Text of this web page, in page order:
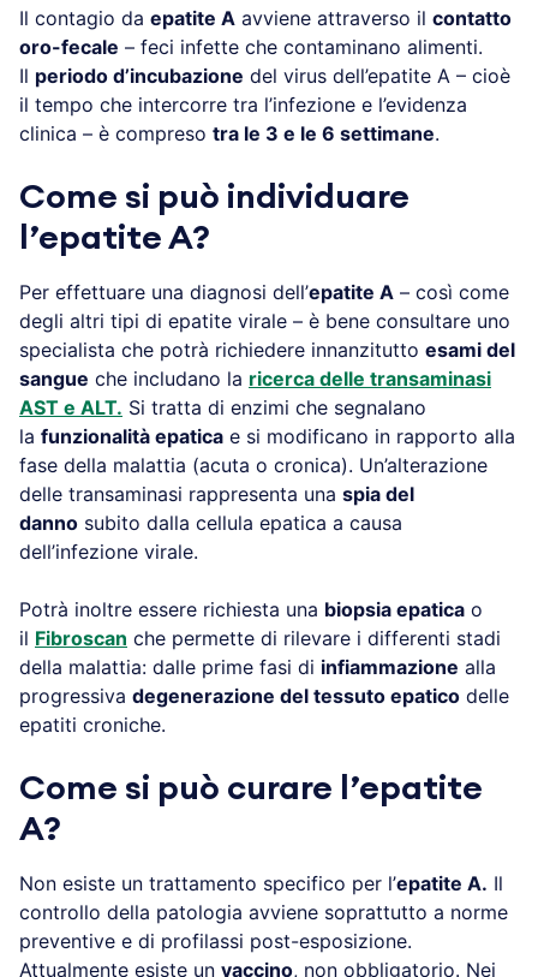
Il contagio da epatite A avviene attraverso il contatto
oro-fecale – feci infette che contaminano alimenti.
Il periodo d’incubazione del virus dell’epatite A – cioè
il tempo che intercorre tra l’infezione e l’evidenza
clinica – è compreso tra le 3 e le 6 settimane.
Come si può individuare
l’epatite A?
Per effettuare una diagnosi dell’epatite A – così come
degli altri tipi di epatite virale – è bene consultare uno
specialista che potrà richiedere innanzitutto esami del
sangue che includano la ricerca delle transaminasi
AST e ALT. Si tratta di enzimi che segnalano
la funzionalità epatica e si modificano in rapporto alla
fase della malattia (acuta o cronica). Un’alterazione
delle transaminasi rappresenta una spia del
danno subito dalla cellula epatica a causa
dell’infezione virale.
Potrà inoltre essere richiesta una biopsia epatica o
il Fibroscan che permette di rilevare i differenti stadi
della malattia: dalle prime fasi di infiammazione alla
progressiva degenerazione del tessuto epatico delle
epatiti croniche.
Come si può curare l’epatite
A?
Non esiste un trattamento specifico per l’epatite A. Il
controllo della patologia avviene soprattutto a norme
preventive e di profilassi post-esposizione.
Attualmente esiste un vaccino, non obbligatorio. Nei